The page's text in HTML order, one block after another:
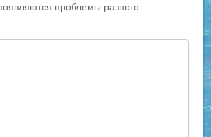
проблемы разного